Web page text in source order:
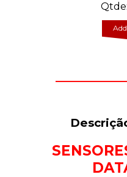
Qtde: